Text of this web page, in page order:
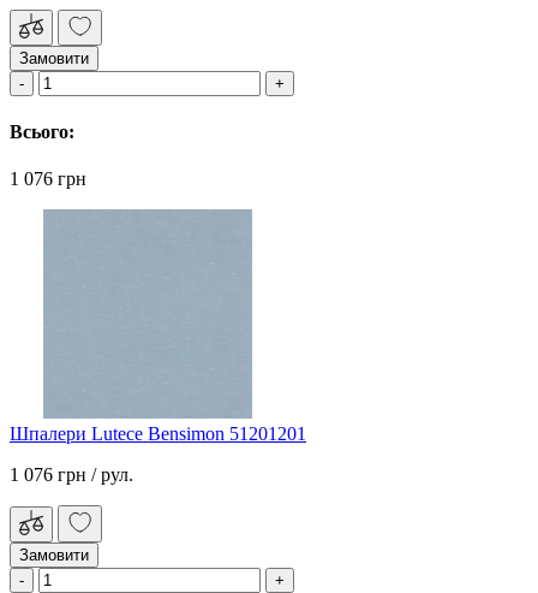
Замовити
Всього:
1 076 грн
Шпалери Lutece Bensimon 51201201
1 076 грн / рул.
Замовити